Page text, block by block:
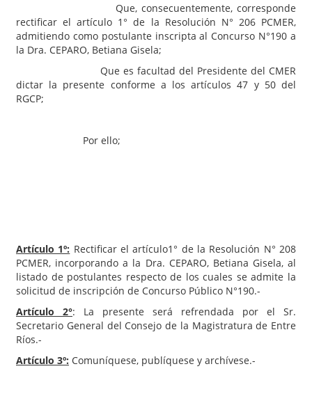
Que, consecuentemente, corresponde
rectificar el artículo 1° de la Resolución N° 206 PCMER,
admitiendo como postulante inscripta al Concurso N°190 a
la Dra. CEPARO, Betiana Gisela;
Que es facultad del Presidente del CMER
dictar la presente conforme a los artículos 47 y 50 del
RGCP;
Por ello;
Artículo 1º: Rectificar el artículo1° de la Resolución N° 208
PCMER, incorporando a la Dra. CEPARO, Betiana Gisela, al
listado de postulantes respecto de los cuales se admite la
solicitud de inscripción de Concurso Público N°190.-
Artículo 2°: La presente será refrendada por el Sr.
Secretario General del Consejo de la Magistratura de Entre
Ríos.-
Artículo 3º: Comuníquese, publíquese y archívese.-